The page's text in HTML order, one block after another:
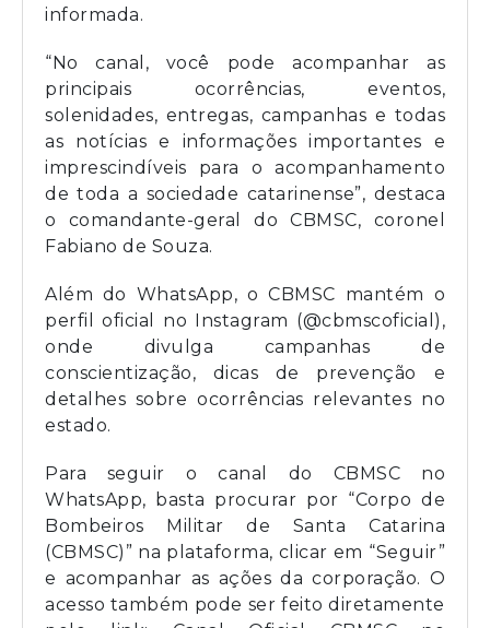
informada.
“No canal, você pode acompanhar as
principais ocorrências, eventos,
solenidades, entregas, campanhas e todas
as notícias e informações importantes e
imprescindíveis para o acompanhamento
de toda a sociedade catarinense”, destaca
o comandante-geral do CBMSC, coronel
Fabiano de Souza.
Além do WhatsApp, o CBMSC mantém o
perfil oficial no Instagram (@cbmscoficial),
onde divulga campanhas de
conscientização, dicas de prevenção e
detalhes sobre ocorrências relevantes no
estado.
Para seguir o canal do CBMSC no
WhatsApp, basta procurar por “Corpo de
Bombeiros Militar de Santa Catarina
(CBMSC)” na plataforma, clicar em “Seguir”
e acompanhar as ações da corporação. O
acesso também pode ser feito diretamente